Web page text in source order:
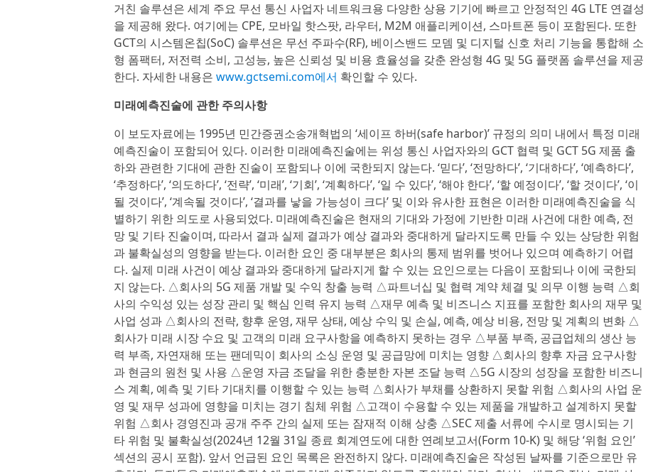
거친 솔루션은 세계 주요 무선 통신 사업자 네트워크용 다양한 상용 기기에 빠르고 안정적인 4G LTE 연결성
을 제공해 왔다. 여기에는 CPE, 모바일 핫스팟, 라우터, M2M 애플리케이션, 스마트폰 등이 포함된다. 또한
GCT의 시스템온칩(SoC) 솔루션은 무선 주파수(RF), 베이스밴드 모뎀 및 디지털 신호 처리 기능을 통합해 소
형 폼팩터, 저전력 소비, 고성능, 높은 신뢰성 및 비용 효율성을 갖춘 완성형 4G 및 5G 플랫폼 솔루션을 제공
한다. 자세한 내용은 www.gctsemi.com에서 확인할 수 있다.
미래예측진술에 관한 주의사항
이 보도자료에는 1995년 민간증권소송개혁법의 ‘세이프 하버(safe harbor)’ 규정의 의미 내에서 특정 미래
예측진술이 포함되어 있다. 이러한 미래예측진술에는 위성 통신 사업자와의 GCT 협력 및 GCT 5G 제품 출
하와 관련한 기대에 관한 진술이 포함되나 이에 국한되지 않는다. ‘믿다’, ‘전망하다’, ‘기대하다’, ‘예측하다’,
‘추정하다’, ‘의도하다’, ‘전략’, ‘미래’, ‘기회’, ‘계획하다’, ‘일 수 있다’, ‘해야 한다’, ‘할 예정이다’, ‘할 것이다’, ‘이
될 것이다’, ‘계속될 것이다’, ‘결과를 낳을 가능성이 크다’ 및 이와 유사한 표현은 이러한 미래예측진술을 식
별하기 위한 의도로 사용되었다. 미래예측진술은 현재의 기대와 가정에 기반한 미래 사건에 대한 예측, 전
망 및 기타 진술이며, 따라서 결과 실제 결과가 예상 결과와 중대하게 달라지도록 만들 수 있는 상당한 위험
과 불확실성의 영향을 받는다. 이러한 요인 중 대부분은 회사의 통제 범위를 벗어나 있으며 예측하기 어렵
다. 실제 미래 사건이 예상 결과와 중대하게 달라지게 할 수 있는 요인으로는 다음이 포함되나 이에 국한되
지 않는다. △회사의 5G 제품 개발 및 수익 창출 능력 △파트너십 및 협력 계약 체결 및 의무 이행 능력 △회
사의 수익성 있는 성장 관리 및 핵심 인력 유지 능력 △재무 예측 및 비즈니스 지표를 포함한 회사의 재무 및
사업 성과 △회사의 전략, 향후 운영, 재무 상태, 예상 수익 및 손실, 예측, 예상 비용, 전망 및 계획의 변화 △
회사가 미래 시장 수요 및 고객의 미래 요구사항을 예측하지 못하는 경우 △부품 부족, 공급업체의 생산 능
력 부족, 자연재해 또는 팬데믹이 회사의 소싱 운영 및 공급망에 미치는 영향 △회사의 향후 자금 요구사항
과 현금의 원천 및 사용 △운영 자금 조달을 위한 충분한 자본 조달 능력 △5G 시장의 성장을 포함한 비즈니
스 계획, 예측 및 기타 기대치를 이행할 수 있는 능력 △회사가 부채를 상환하지 못할 위험 △회사의 사업 운
영 및 재무 성과에 영향을 미치는 경기 침체 위험 △고객이 수용할 수 있는 제품을 개발하고 설계하지 못할
위험 △회사 경영진과 공개 주주 간의 실제 또는 잠재적 이해 상충 △SEC 제출 서류에 수시로 명시되는 기
타 위험 및 불확실성(2024년 12월 31일 종료 회계연도에 대한 연례보고서(Form 10-K) 및 해당 ‘위험 요인’
섹션의 공시 포함). 앞서 언급된 요인 목록은 완전하지 않다. 미래예측진술은 작성된 날짜를 기준으로만 유